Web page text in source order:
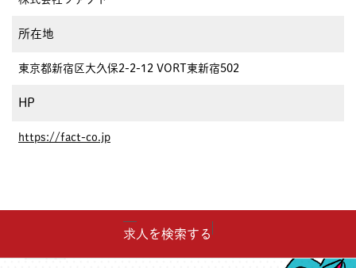
所在地
東京都新宿区大久保2-2-12 VORT東新宿502
HP
https://fact-co.jp
求人を検索する